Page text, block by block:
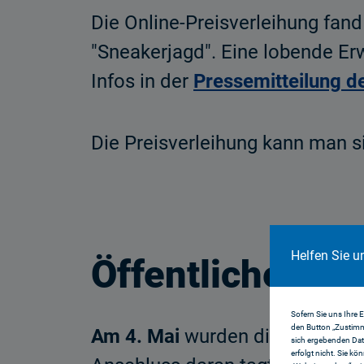
Helfen Sie
Sofern Sie uns Ihre
den Button
sich ergebenden
erfolgt nicht. Sie
Die Online-Preisverleihung
"Sneakerjagd". Eine lobende
Infos in der Pressemitteilung
Die Preisverleihung kann man
Öffentliche
Am 4. Mai wurden die